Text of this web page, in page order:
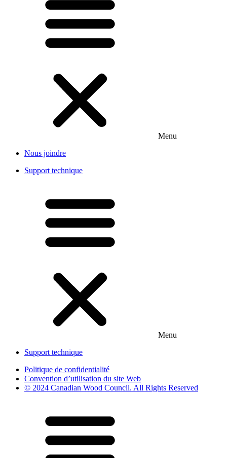
Menu
Nous joindre
Support technique
Menu
Support technique
Politique de confidentialité
Convention d’utilisation du site Web
© 2024 Canadian Wood Council. All Rights Reserved